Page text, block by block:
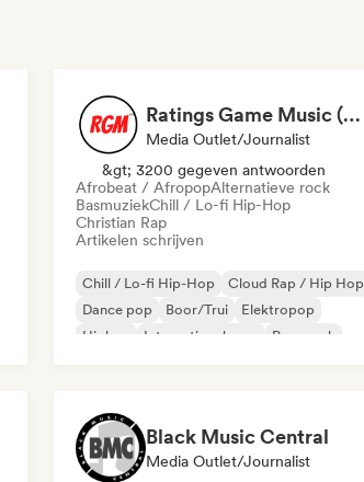
Ratings Game Music (RGM)
Media Outlet/Journalist
&gt; 3200 gegeven antwoorden
Afrobeat / AfropopAlternatieve rock
BasmuziekChill / Lo-fi Hip-Hop
Christian Rap
Artikelen schrijven
Chill / Lo-fi Hip-Hop
Cloud Rap / Hip Hop
Dance pop
Boor/Trui
Elektropop
Hiphop
Internationale rap Pop-punk
Black Music Central
Media Outlet/Journalist